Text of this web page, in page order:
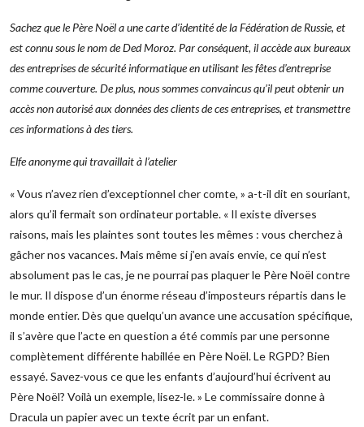
Sachez que le Père Noël a une carte d’identité de la Fédération de Russie, et
est connu sous le nom de Ded Moroz. Par conséquent, il accède aux bureaux
des entreprises de sécurité informatique en utilisant les fêtes d’entreprise
comme couverture. De plus, nous sommes convaincus qu’il peut obtenir un
accès non autorisé aux données des clients de ces entreprises, et transmettre
ces informations à des tiers.
Elfe anonyme qui travaillait à l’atelier
« Vous n’avez rien d’exceptionnel cher comte, » a-t-il dit en souriant,
alors qu’il fermait son ordinateur portable. « Il existe diverses
raisons, mais les plaintes sont toutes les mêmes : vous cherchez à
gâcher nos vacances. Mais même si j’en avais envie, ce qui n’est
absolument pas le cas, je ne pourrai pas plaquer le Père Noël contre
le mur. Il dispose d’un énorme réseau d’imposteurs répartis dans le
monde entier. Dès que quelqu’un avance une accusation spécifique,
il s’avère que l’acte en question a été commis par une personne
complètement différente habillée en Père Noël. Le RGPD? Bien
essayé. Savez-vous ce que les enfants d’aujourd’hui écrivent au
Père Noël? Voilà un exemple, lisez-le. » Le commissaire donne à
Dracula un papier avec un texte écrit par un enfant.